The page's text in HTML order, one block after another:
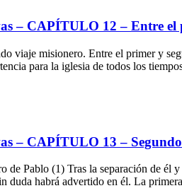
– CAPÍTULO 12 – Entre
viaje misionero. Entre el primer y
para la iglesia de todos los
– CAPÍTULO 13 –
Pablo (1) Tras la separación de él
duda habrá advertido en él. La